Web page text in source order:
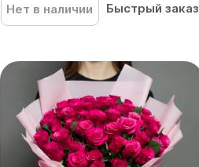
Нет в наличии
Быстрый заказ